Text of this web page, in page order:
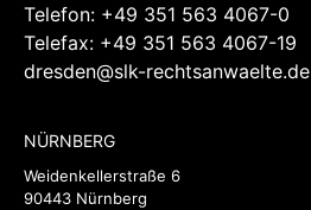
Telefon: +49 351 563 4067-0
Telefax: +49 351 563 4067-19
dresden@slk-rechtsanwaelte.de
NÜRNBERG
Weidenkellerstraße 6
90443 Nürnberg